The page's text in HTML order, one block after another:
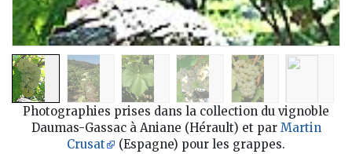
Photographies prises dans la collection du vignoble
Daumas-Gassac à Aniane (Hérault) et par Martin
Crusat
(Espagne) pour les grappes.